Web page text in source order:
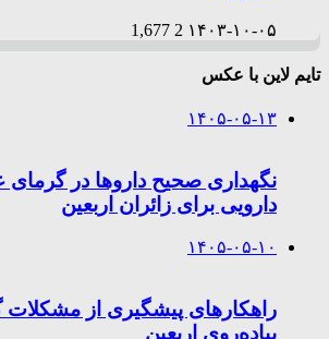
۱۴۰۳-۱۰-۰۵ 2
1,677
تایم لاین با عکس
۱۴۰۵-۰۵-۱۳
نگهداری صحیح داروها در گرمای
دارویی برای زائران اربعین
۱۴۰۵-۰۵-۱۰
راهکارهای پیشگیری از مشکلات
پیاده‌روی اربعین